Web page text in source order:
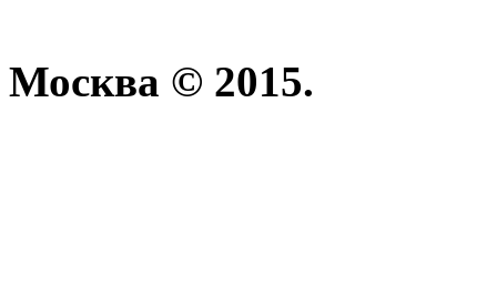
Москва © 2015.